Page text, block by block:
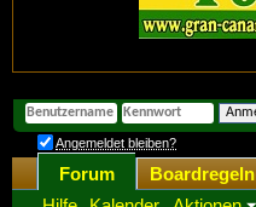
Angemeldet bleiben?
Forum
Boardregeln